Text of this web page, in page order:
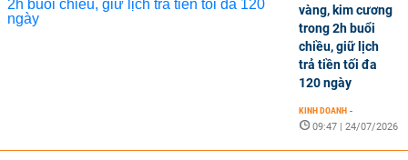
vàng, kim cương
trong 2h buổi
chiều, giữ lịch
trả tiền tối đa
120 ngày
KINH DOANH -
09:47 | 24/07/2026